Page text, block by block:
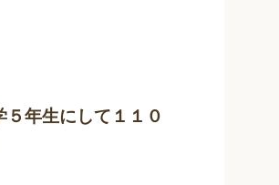
５年生にして１１０